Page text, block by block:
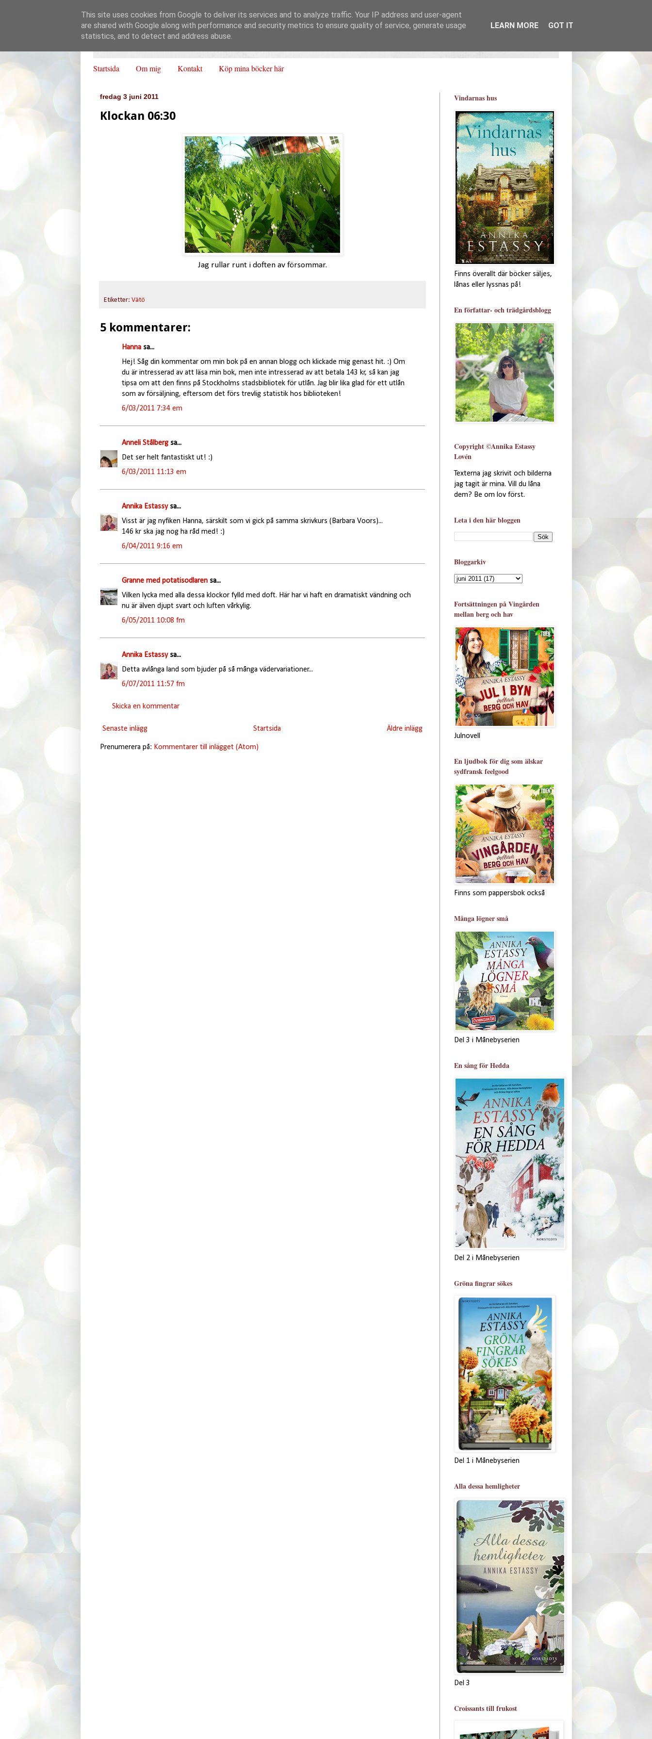
Startsida Om mig Kontakt Köp mina böcker här
fredag 3 juni 2011
Klockan 06:30
Jag rullar runt i doften av försommar.
Etiketter: Vätö
5 kommentarer:
Hannasa...
Hej! Såg din kommentar om min bok på en annan blogg och klickade mig genast hit. :) Om
du är intresserad av att läsa min bok, men inte intresserad av att betala 143 kr, så kan jag
tipsa om att den finns på Stockholms stadsbibliotek för utlån. Jag blir lika glad för ett utlån
som av försäljning, eftersom det förs trevlig statistik hos biblioteken!
6/03/2011 7:34 em
Anneli Stålbergsa...
Det ser helt fantastiskt ut! :)
6/03/2011 11:13 em
Annika Estassysa...
Visst är jag nyfiken Hanna, särskilt som vi gick på samma skrivkurs (Barbara Voors)...
146 kr ska jag nog ha råd med! :)
6/04/2011 9:16 em
Granne med potatisodlarensa...
Vilken lycka med alla dessa klockor fylld med doft. Här har vi haft en dramatiskt vändning och
nu är älven djupt svart och luften vårkylig.
6/05/2011 10:08 fm
Annika Estassysa...
Detta avlånga land som bjuder på så många vädervariationer...
6/07/2011 11:57 fm
Skicka en kommentar
Senaste inlägg Äldre inlägg
Startsida
Prenumerera på: Kommentarer till inlägget (Atom)
Vindarnas hus
Finns överallt där böcker säljes,
lånas eller lyssnas på!
En författar- och trädgårdsblogg
Copyright ©Annika Estassy
Lovén
Texterna jag skrivit och bilderna
jag tagit är mina. Vill du låna
dem? Be om lov först.
Leta i den här bloggen
Bloggarkiv
Fortsättningen på Vingården
mellan berg och hav
Julnovell
En ljudbok för dig som älskar
sydfransk feelgood
Finns som pappersbok också
Många lögner små
Del 3 i Månebyserien
En sång för Hedda
Del 2 i Månebyserien
Gröna fingrar sökes
Del 1 i Månebyserien
Alla dessa hemligheter
Del 3
Croissants till frukost
This site uses cookies from Google to deliver its services and to analyze traffic. Your IP address and user-agent
are shared with Google along with performance and security metrics to ensure quality of service, generate usage
statistics, and to detect and address abuse.
LEARN MORE GOT IT